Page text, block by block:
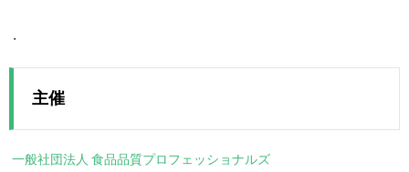
主催
一般社団法人 食品品質プロフェッショナルズ